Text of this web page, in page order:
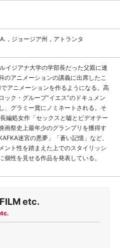
，ジョージア州，アトランタ
イジアナ大学の学部長だった父親に連
のアニメーションの講義に出席したこ
アニメーションを作るようになる。高
ック・グループ“イエス”のドキュメン
、グラミー賞にノミネートされる。そ
編処女作「セックスと嘘とビデオテー
画祭史上最年少のグランプリを獲得す
迷宮の悪夢」「蒼い記憶」など、
ント性を踏まえた上でのスタイリッシ
個性を見せる作品を発表している。
etc.